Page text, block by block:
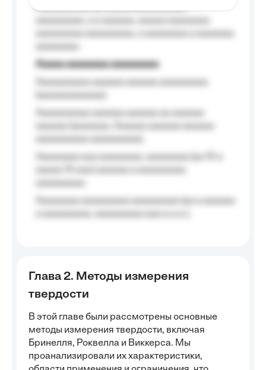
Aaaaaaaaaa aa aaaaa aaaaaaaaaa
Aaaaa aaaaaaaa aaaaaaaaa
Глава 2. Методы измерения
твердости
В этой главе были рассмотрены основные
методы измерения твердости, включая
Бринелля, Роквелла и Виккерса. Мы
проанализировали их характеристики,